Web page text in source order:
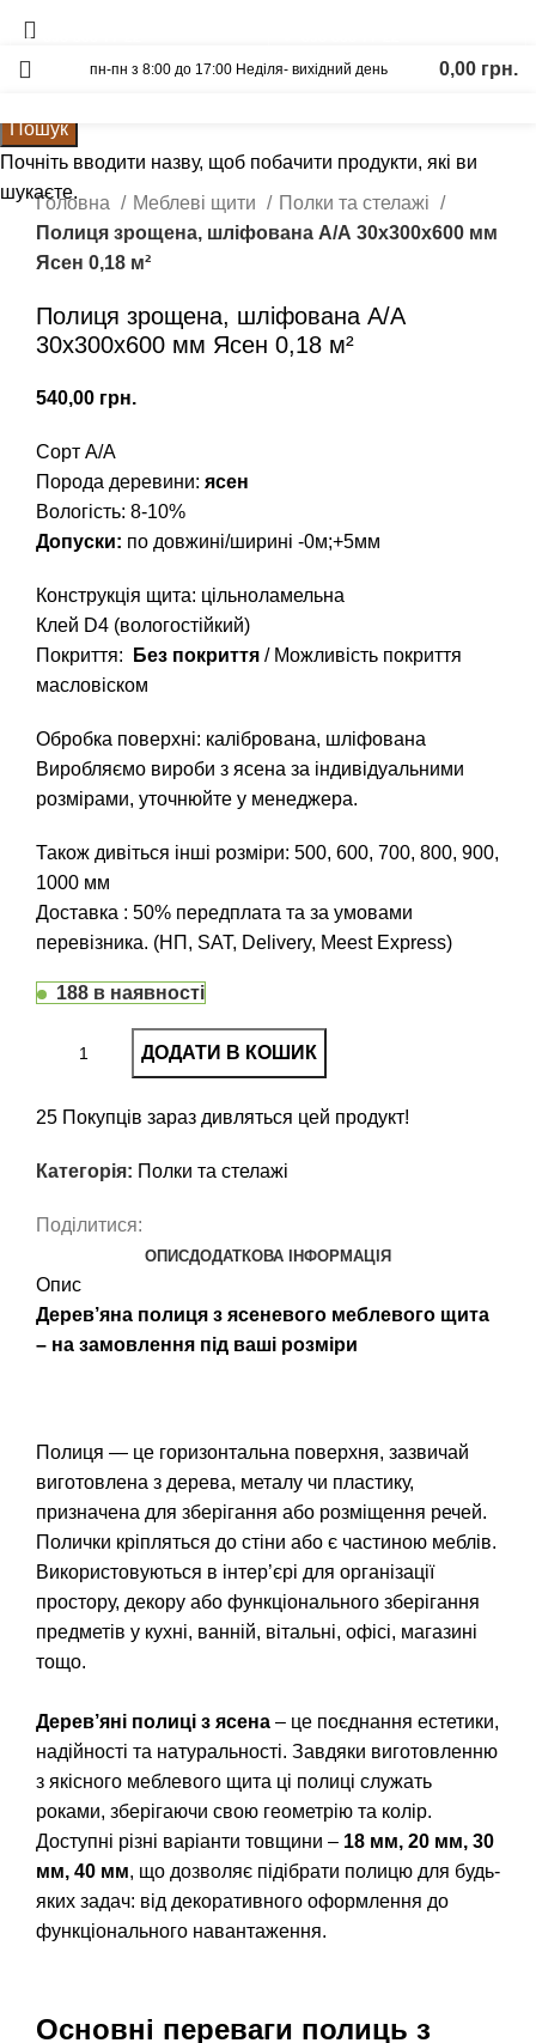
пн-пн з 8:00 до 17:00 Неділя- вихідний день
0,00 грн.
Натисніть, щоб збільшити
Головна
Меблеві щити
Полки та стелажі
Полиця зрощена, шліфована А/А 30х300х600 мм
Ясен 0,18 м²
Полиця зрощена, шліфована А/А
30х300х600 мм Ясен 0,18 м²
грн.
Сорт А/А
Порода деревини: ясен
Вологість: 8-10%
Допуски: по довжині/ширині -0м;+5мм
Конструкція щита: цільноламельна
Клей D4 (вологостійкий)
Покриття:
Без покриття / Можливість покриття
масловіском
Обробка поверхні: калібрована, шліфована
Виробляємо вироби з ясена за індивідуальними
розмірами, уточнюйте у менеджера.
Також дивіться інші розміри: 500, 600, 700, 800, 900,
1000 мм
Доставка : 50% передплата та за умовами
перевізника. (НП, SAT, Delivery, Meest Express)
188 в наявності
ДОДАТИ В КОШИК
25 Покупців зараз дивляться цей продукт!
Категорія: Полки та стелажі
Поділитися:
ОПИСДОДАТКОВА ІНФОРМАЦІЯ
Опис
Дерев’яна полиця з ясеневого меблевого щита
– на замовлення під ваші розміри
Полиця — це горизонтальна поверхня, зазвичай
виготовлена з дерева, металу чи пластику,
призначена для зберігання або розміщення речей.
Полички кріпляться до стіни або є частиною меблів.
Використовуються в інтер’єрі для організації
простору, декору або функціонального зберігання
предметів у кухні, ванній, вітальні, офісі, магазині
тощо.
Дерев’яні полиці з ясена – це поєднання естетики,
надійності та натуральності. Завдяки виготовленню
з якісного меблевого щита ці полиці служать
роками, зберігаючи свою геометрію та колір.
Доступні різні варіанти товщини – 18 мм, 20 мм, 30
мм, 40 мм, що дозволяє підібрати полицю для будь-
яких задач: від декоративного оформлення до
функціонального навантаження.
Основні переваги полиць з
Пошук
Почніть вводити назву, щоб побачити продукти, які ви
шукаєте.